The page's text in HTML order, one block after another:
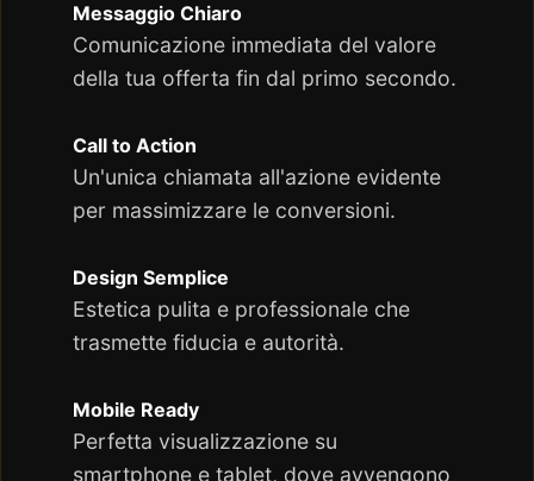
Messaggio Chiaro
Comunicazione immediata del valore
della tua offerta fin dal primo secondo.
Call to Action
Un'unica chiamata all'azione evidente
per massimizzare le conversioni.
Design Semplice
Estetica pulita e professionale che
trasmette fiducia e autorità.
Mobile Ready
Perfetta visualizzazione su
smartphone e tablet, dove avvengono